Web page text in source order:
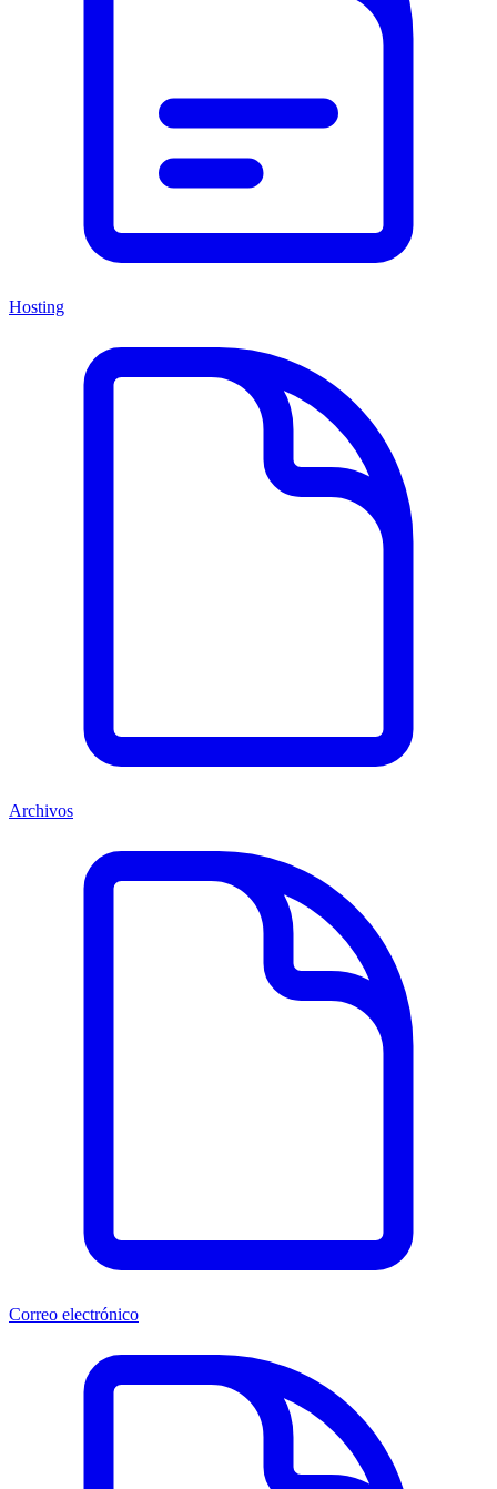
Hosting
Archivos
Correo electrónico